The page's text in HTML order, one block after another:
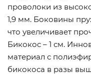
проволоки из
1,9 мм. Боковины
что увеличивает
Бикокос – 1 см.
материал с
бикокоса в разы